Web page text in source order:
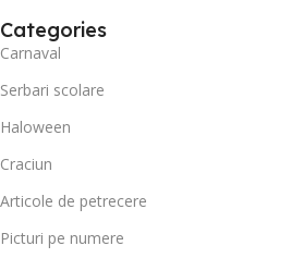
Categories
Carnaval
Serbari scolare
Haloween
Craciun
Articole de petrecere
Picturi pe numere